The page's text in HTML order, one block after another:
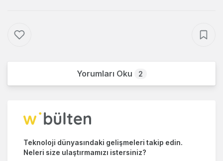
Yorumları Oku 2
Teknoloji dünyasındaki gelişmeleri takip edin.
Neleri size ulaştırmamızı istersiniz?